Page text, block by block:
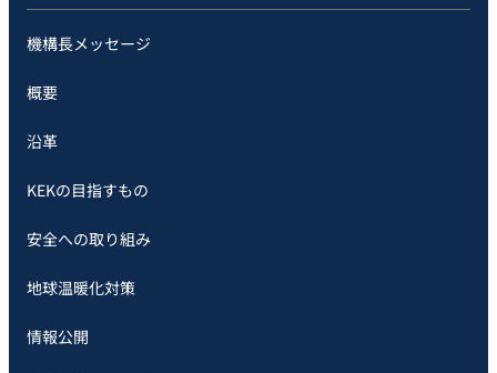
機構長メッセージ
概要
沿革
KEKの目指すもの
安全への取り組み
地球温暖化対策
情報公開